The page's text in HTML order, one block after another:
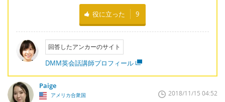
役に立った 9
回答したアンカーのサイト
DMM英会話講師プロフィール
Paige
アメリカ合衆国 2018/11/15 04:52